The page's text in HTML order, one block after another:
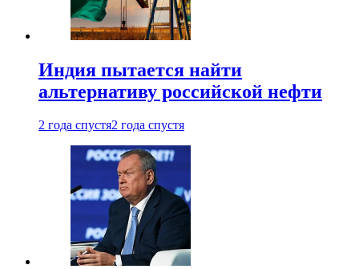
Индия пытается найти
альтернативу российской нефти
2 года спустя2 года спустя